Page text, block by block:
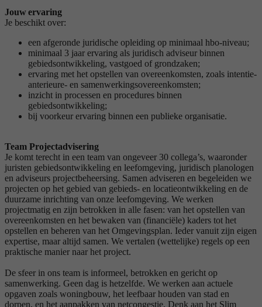
Jouw ervaring
Je beschikt over:
een afgeronde juridische opleiding op minimaal hbo-niveau;
minimaal 3 jaar ervaring als juridisch adviseur binnen
gebiedsontwikkeling, vastgoed of grondzaken;
ervaring met het opstellen van overeenkomsten, zoals intentie-
anterieure- en samenwerkingsovereenkomsten;
inzicht in processen en procedures binnen
gebiedsontwikkeling;
bij voorkeur ervaring binnen een publieke organisatie.
Team Projectadvisering
Je komt terecht in een team van ongeveer 30 collega’s, waaronder
juristen gebiedsontwikkeling en leefomgeving, juridisch planologen
en adviseurs projectbeheersing. Samen adviseren en begeleiden we
projecten op het gebied van gebieds- en locatieontwikkeling en de
duurzame inrichting van onze leefomgeving. We werken
projectmatig en zijn betrokken in alle fasen: van het opstellen van
overeenkomsten en het bewaken van (financiële) kaders tot het
opstellen en beheren van het Omgevingsplan. Ieder vanuit zijn eigen
expertise, maar altijd samen. We vertalen (wettelijke) regels op een
praktische manier naar het project.
De sfeer in ons team is informeel, betrokken en gericht op
samenwerking. Geen dag is hetzelfde. We werken aan actuele
opgaven zoals woningbouw, het leefbaar houden van stad en
dorpen, en het aanpakken van netcongestie. Denk aan het Slim